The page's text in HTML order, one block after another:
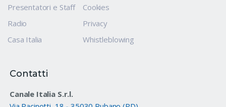
Presentatori e Staff
Radio
Casa Italia
Cookies
Privacy
Whistleblowing
Contatti
Canale Italia S.r.l.